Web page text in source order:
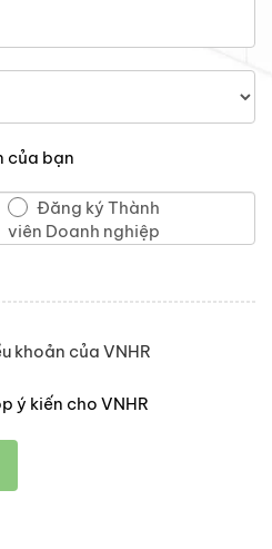
của bạn
Đăng ký Thành
viên Doanh nghiệp
khoản của VNHR
ý kiến cho VNHR